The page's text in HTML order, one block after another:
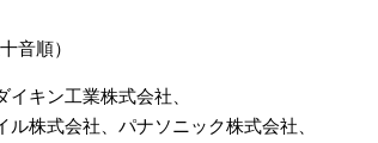
音順）
キン工業株式会社、
株式会社、パナソニック株式会社、